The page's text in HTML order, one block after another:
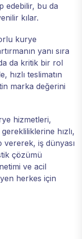
edebilir, bu da
kılar.
kurye
yanı sıra
da kritik bir rol
hızlı teslimatın
marka değerini
hizmetleri,
hızlı,
iş dünyası
çözümü
ve acil
herkes için